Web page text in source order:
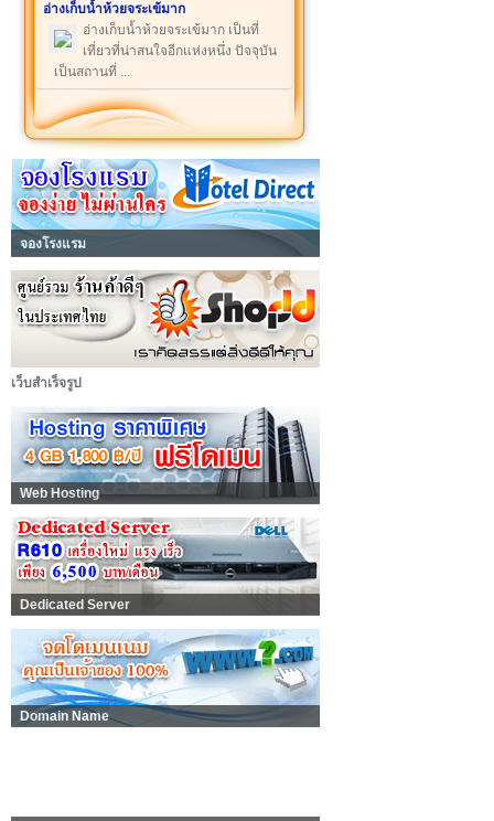
อ่างเก็บน้ำห้วยจระเข้มาก
อ่างเก็บน้ำห้วยจระเข้มาก เป็นที่
เที่ยวที่น่าสนใจอีกแห่งหนึ่ง ปัจจุบัน
เป็นสถานที่ ...
จองโรงแรม
เว็บสำเร็จรูป
Web Hosting
Dedicated Server
Domain Name